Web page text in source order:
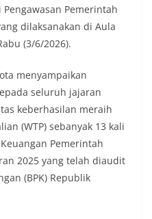
Pemerintah
dilaksanakan di Aula
(3/6/2026).
menyampaikan
seluruh jajaran
keberhasilan meraih
(WTP) sebanyak 13 kali
Pemerintah
2025 yang telah diaudit
(BPK) Republik